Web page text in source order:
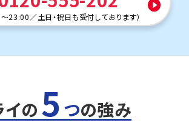
校
に通塾する生徒も多くいます。
書：東京書籍）
ークからの出題が多い分、学校の授業の理解度
強の量で大きく差が開きます。後半の文章題に
られるよう、基本的な公式や解法は完璧にした
23:00 ／土日・祝日も受付しております）
イの 5 つの強み